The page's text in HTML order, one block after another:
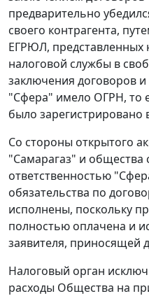
предварительно
своего контрагента,
ЕГРЮЛ, представленных
налоговой службы в
заключения договоров
"Сфера" имело ОГРН, то
было зарегистрировано
Со стороны открытого
"Самарагаз" и общества
ответственностью
обязательства по
исполнены, поскольку
полностью оплачена и
заявителя, приносящей
Налоговый орган
расходы Общества на